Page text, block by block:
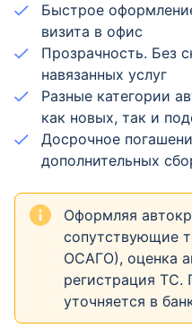
Быстрое
визита в офис
Прозрачность. Без
навязанных услуг
Разные категории
как новых, так и
Досрочное
дополнительных
Оформляя
сопутствующие
ОСАГО), оценка
регистрация ТС.
уточняется в